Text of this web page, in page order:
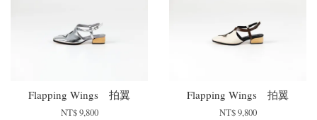
Flapping Wings 拍翼
NT$ 9,800
Flapping Wings 拍翼
NT$ 9,800